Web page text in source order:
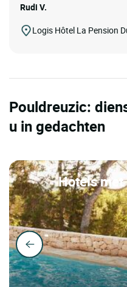
Rudi V.
Logis Hôtel La Pension
Pouldreuzic:
u in gedachten
Hotels met